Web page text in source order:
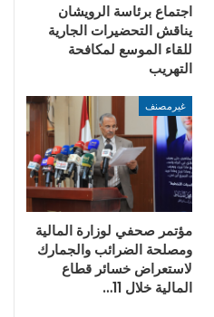
اجتماع برئاسة الرويشان
يناقش التحضيرات الجارية
للقاء الموسع لمكافحة
التهريب
غيرمصنف
مؤتمر صحفي لوزارة المالية
ومصلحة الضرائب والجمارك
لاستعراض خسائر قطاع
المالية خلال 11…